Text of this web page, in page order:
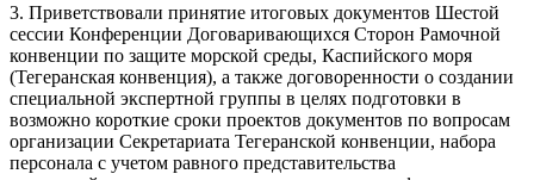
3. Приветствовали принятие итоговых документов Шестой
сессии Конференции Договаривающихся Сторон Рамочной
конвенции по защите морской среды, Каспийского моря
(Тегеранская конвенция), а также договоренности о создании
специальной экспертной группы в целях подготовки в
возможно короткие сроки проектов документов по вопросам
организации Секретариата Тегеранской конвенции, набора
персонала с учетом равного представительства